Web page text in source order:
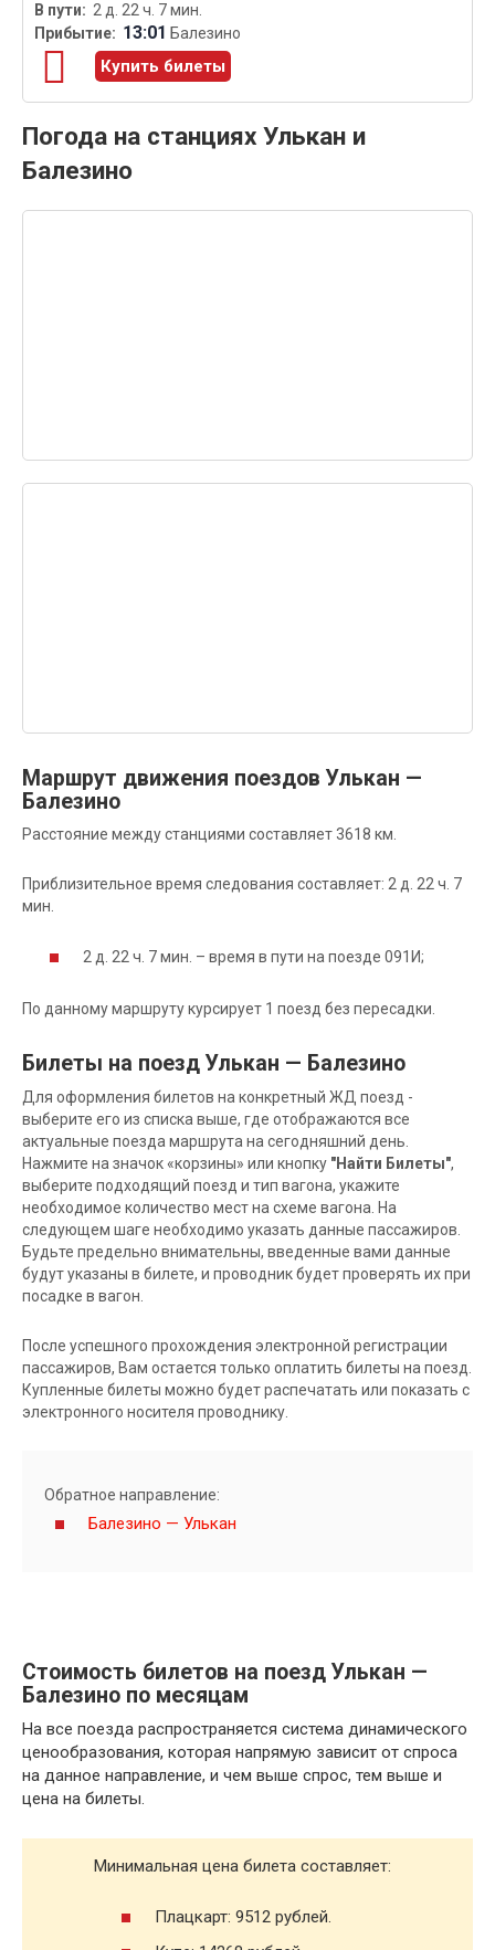
2 д. 22 ч. 7 мин.
13:01 Балезино
Купить билеты
Погода на станциях Улькан и
Балезино
Маршрут движения поездов Улькан —
Балезино
Расстояние между станциями составляет 3618 км.
Приблизительное время следования составляет: 2 д. 22 ч. 7
мин.
2 д. 22 ч. 7 мин. – время в пути на поезде 091И;
По данному маршруту курсирует 1 поезд без пересадки.
Билеты на поезд Улькан — Балезино
Для оформления билетов на конкретный ЖД поезд -
выберите его из списка выше, где отображаются все
актуальные поезда маршрута на сегодняшний день.
Нажмите на значок «корзины» или кнопку "Найти Билеты",
выберите подходящий поезд и тип вагона, укажите
необходимое количество мест на схеме вагона. На
следующем шаге необходимо указать данные пассажиров.
Будьте предельно внимательны, введенные вами данные
будут указаны в билете, и проводник будет проверять их при
посадке в вагон.
После успешного прохождения электронной регистрации
пассажиров, Вам остается только оплатить билеты на поезд.
Купленные билеты можно будет распечатать или показать с
электронного носителя проводнику.
Обратное направление:
Балезино — Улькан
Стоимость билетов на поезд Улькан —
Балезино по месяцам
На все поезда распространяется система динамического
ценообразования, которая напрямую зависит от спроса
на данное направление, и чем выше спрос, тем выше и
цена на билеты.
Минимальная цена билета составляет:
Плацкарт: 9512 рублей.